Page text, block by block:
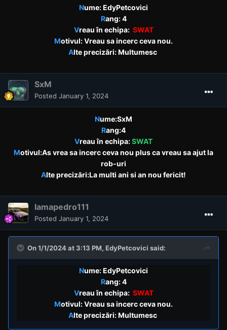
Nume: EdyPetcovici
Rang: 4
Vreau în echipa: SWAT
Motivul: Vreau sa incerc ceva nou.
Alte precizări: Multumesc
SxM
Posted January 1, 2024
Nume:SxM
Rang:4
Vreau în echipa:SWAT
Motivul:As vrea sa incerc ceva nou plus ca vreau sa ajut la
rob-uri
Alte precizări:La multi ani si an nou fericit!
lamapedro111
Posted January 1, 2024
On 1/1/2024 at 3:13 PM,EdyPetcovici said:
Nume: EdyPetcovici
Rang: 4
Vreau în echipa: SWAT
Motivul: Vreau sa incerc ceva nou.
Alte precizări: Multumesc